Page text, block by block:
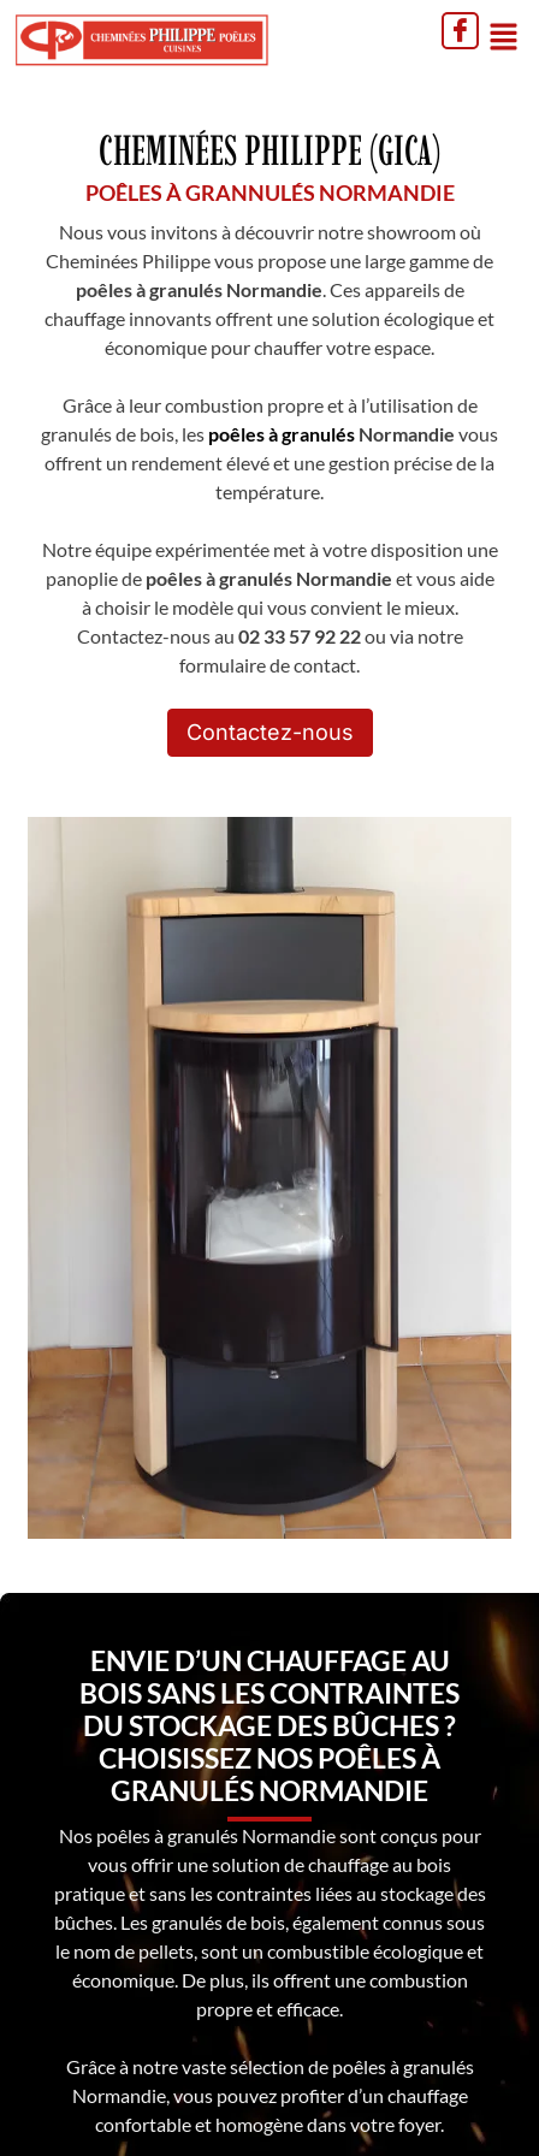
CHEMINÉES PHILIPPE (GICA)
POÊLES À GRANNULÉS NORMANDIE
Nous vous invitons à découvrir notre showroom où
Cheminées Philippe vous propose une large gamme de
poêles à granulés Normandie. Ces appareils de
chauffage innovants offrent une solution écologique et
économique pour chauffer votre espace.
Grâce à leur combustion propre et à l’utilisation de
granulés de bois, les poêles à granulés Normandie vous
offrent un rendement élevé et une gestion précise de la
température.
Notre équipe expérimentée met à votre disposition une
panoplie de poêles à granulés Normandie et vous aide
à choisir le modèle qui vous convient le mieux.
Contactez-nous au 02 33 57 92 22ou via notre
formulaire de contact.
Contactez-nous
ENVIE D’UN CHAUFFAGE AU
BOIS SANS LES CONTRAINTES
DU STOCKAGE DES BÛCHES ?
CHOISISSEZ NOS POÊLES À
GRANULÉS NORMANDIE
Nos poêles à granulés Normandie sont conçus pour
vous offrir une solution de chauffage au bois
pratique et sans les contraintes liées au stockage des
bûches. Les granulés de bois, également connus sous
le nom de pellets, sont un combustible écologique et
économique. De plus, ils offrent une combustion
propre et efficace.
Grâce à notre vaste sélection de poêles à granulés
Normandie, vous pouvez profiter d’un chauffage
confortable et homogène dans votre foyer.